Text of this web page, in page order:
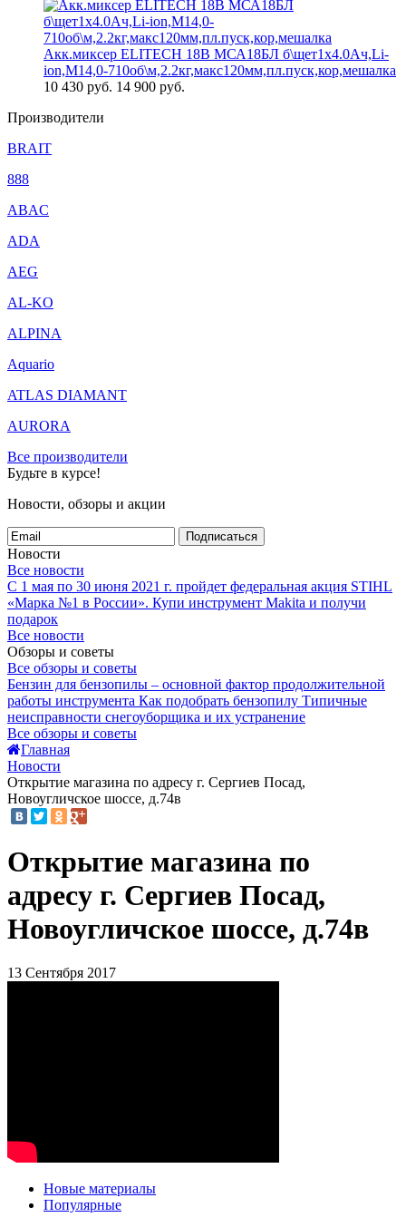
Акк.миксер ELITECH 18В МСА18БЛ б\щет1х4.0Ач,Li-
ion,М14,0-710об\м,2.2кг,макс120мм,пл.пуск,кор,мешалка
10 430 руб. 14 900 руб.
Производители
BRAIT
888
ABAC
ADA
AEG
AL-KO
ALPINA
Aquario
ATLAS DIAMANT
AURORA
Все производители
Будьте в курсе!
Новости, обзоры и акции
Подписаться
Новости
Все новости
С 1 мая по 30 июня 2021 г. пройдет федеральная акция STIHL
«Марка №1 в России». Купи инструмент Makita и получи
подарок
Все новости
Обзоры и советы
Все обзоры и советы
Бензин для бензопилы – основной фактор продолжительной
работы инструмента Как подобрать бензопилу Типичные
неисправности снегоуборщика и их устранение
Все обзоры и советы
Главная
Новости
Открытие магазина по адресу г. Сергиев Посад,
Новоугличское шоссе, д.74в
Открытие магазина по
адресу г. Сергиев Посад,
Новоугличское шоссе, д.74в
13 Сентября 2017
Новые материалы
Популярные